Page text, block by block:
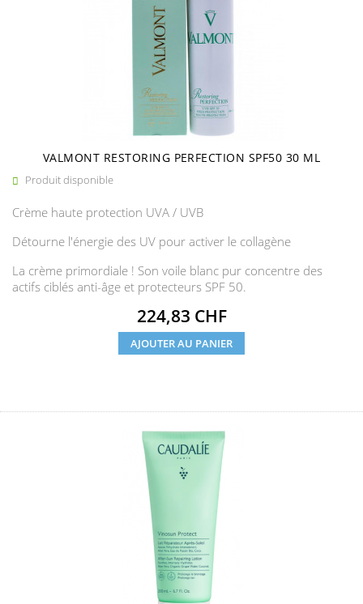
VALMONT RESTORING PERFECTION SPF50 30 ML
 Produit disponible
Crème haute protection UVA / UVB
Détourne l'énergie des UV pour activer le collagène
La crème primordiale ! Son voile blanc pur concentre des
actifs ciblés anti-âge et protecteurs SPF 50.
Prix
224,83 CHF
AJOUTER AU PANIER